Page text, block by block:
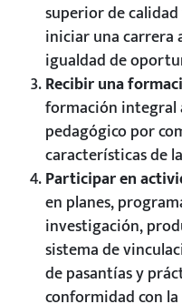
superior de
iniciar una carrera
igualdad de
Recibir una
formación integral
pedagógico por
características de
Participar en
en planes,
investigación,
sistema de
de pasantías y
conformidad con